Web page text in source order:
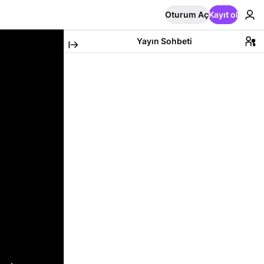
Oturum AçKayıt ol
Yayın Sohbeti